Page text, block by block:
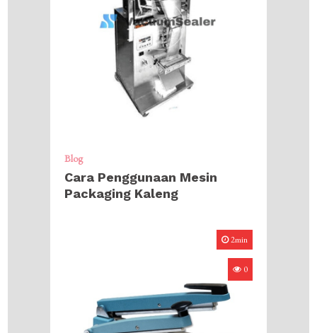
Blog
Cara Penggunaan Mesin
Packaging Kaleng
2min
0